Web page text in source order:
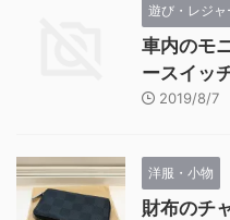
遊び・レジャ
車内のモ
ースイッ
2019/8/7
洋服・小物
財布のチ